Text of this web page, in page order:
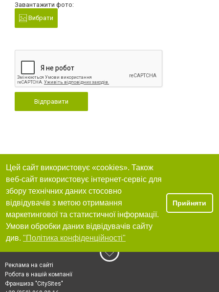
Завантажити фото:
Вибрати
Відправити
Цей сайт використовує «cookies». Також
веб-сайт використовує інтернет-сервіс для
збору технічних даних стосовно
відвідувачів з метою отримання
маркетингової та статистичної інформації.
Умови обробки даних відвідувачів сайту
див. "Політика конфіденційності"
Прийняти
Реклама на сайті
Робота в нашій компанії
Франшиза "CitySites"